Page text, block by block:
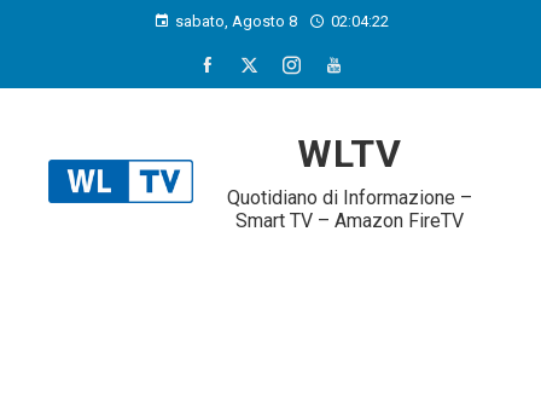
sabato, Agosto 8 02:04:24
WLTV
Quotidiano di Informazione –
Smart TV – Amazon FireTV